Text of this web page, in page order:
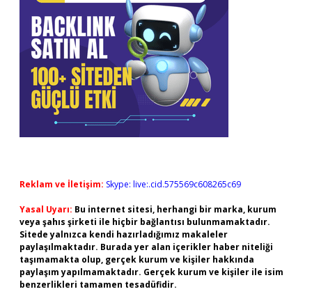
Reklam ve İletişim: Skype: live:.cid.575569c608265c69
Yasal Uyarı: Bu internet sitesi, herhangi bir marka, kurum
veya şahıs şirketi ile hiçbir bağlantısı bulunmamaktadır.
Sitede yalnızca kendi hazırladığımız makaleler
paylaşılmaktadır. Burada yer alan içerikler haber niteliği
taşımamakta olup, gerçek kurum ve kişiler hakkında
paylaşım yapılmamaktadır. Gerçek kurum ve kişiler ile isim
benzerlikleri tamamen tesadüfidir.